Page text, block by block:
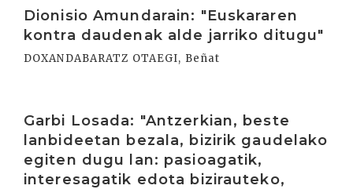
Dionisio Amundarain: "Euskararen
kontra daudenak alde jarriko ditugu"
DOXANDABARATZ OTAEGI, Beñat
Garbi Losada: "Antzerkian, beste
lanbideetan bezala, bizirik gaudelako
egiten dugu lan: pasioagatik,
interesagatik edota bizirauteko,